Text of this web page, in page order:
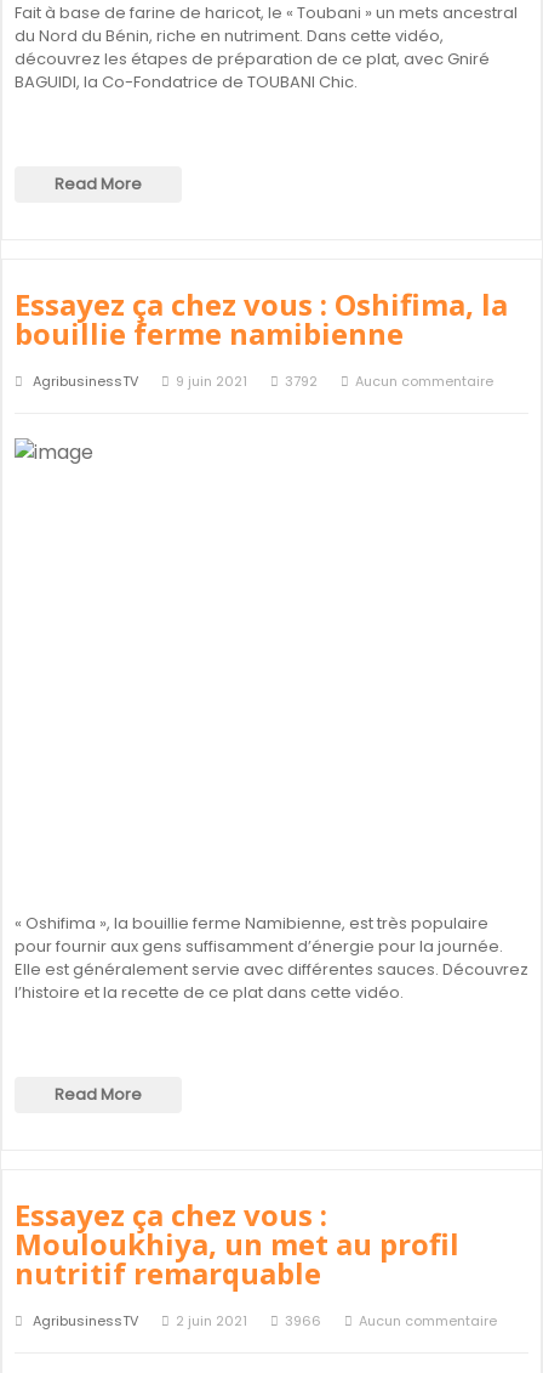
Fait à base de farine de haricot, le « Toubani » un mets ancestral
du Nord du Bénin, riche en nutriment. Dans cette vidéo,
découvrez les étapes de préparation de ce plat, avec Gniré
BAGUIDI, la Co-Fondatrice de TOUBANI Chic.
Read More
Essayez ça chez vous : Oshifima, la
bouillie ferme namibienne
AgribusinessTV 9 juin 2021 3792 Aucun commentaire
« Oshifima », la bouillie ferme Namibienne, est très populaire
pour fournir aux gens suffisamment d’énergie pour la journée.
Elle est généralement servie avec différentes sauces. Découvrez
l’histoire et la recette de ce plat dans cette vidéo.
Read More
Essayez ça chez vous :
Mouloukhiya, un met au profil
nutritif remarquable
AgribusinessTV 2 juin 2021 3966 Aucun commentaire